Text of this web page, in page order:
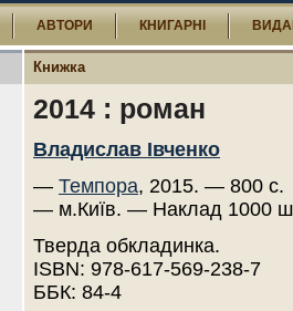
АВТОРИ КНИГАРНІ
Книжка
2014 : роман
Владислав Івченко
— Темпора, 2015. — 800 с.
— м.Київ. — Наклад 1000
Тверда обкладинка.
ISBN: 978-617-569-238-7
ББК: 84-4